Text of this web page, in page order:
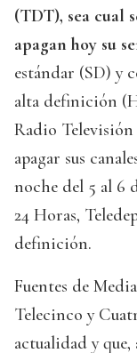
(TDT), sea cual
apagan hoy su
estándar (SD) y
alta definición
Radio Televisión
apagar sus
noche del 5 al 6
24 Horas,
definición.
Fuentes de
Telecinco y
actualidad y que,